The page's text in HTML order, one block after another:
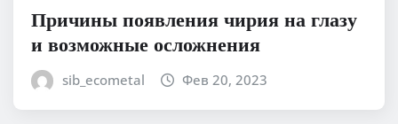
Причины появления чирия на глазу
и возможные осложнения
sib_ecometal Фев 20, 2023